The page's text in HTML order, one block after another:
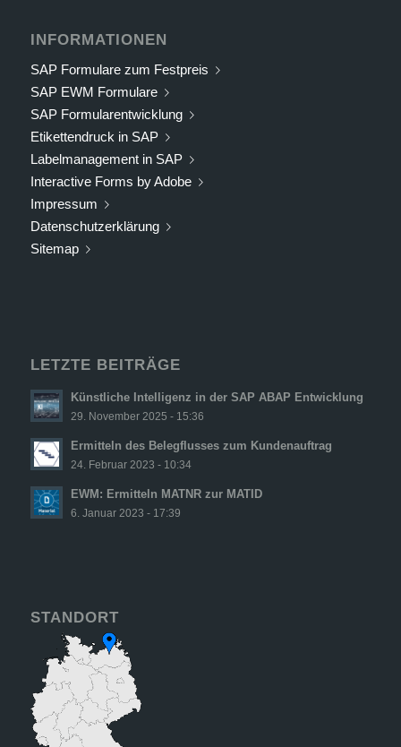
INFORMATIONEN
SAP Formulare zum Festpreis
SAP EWM Formulare
SAP Formularentwicklung
Etikettendruck in SAP
Labelmanagement in SAP
Interactive Forms by Adobe
Impressum
Datenschutzerklärung
Sitemap
LETZTE BEITRÄGE
Künstliche Intelligenz in der SAP ABAP Entwicklung
29. November 2025 - 15:36
Ermitteln des Belegflusses zum Kundenauftrag
24. Februar 2023 - 10:34
EWM: Ermitteln MATNR zur MATID
6. Januar 2023 - 17:39
STANDORT